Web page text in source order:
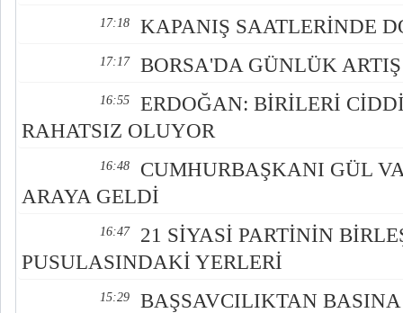
17:18 KAPANIŞ SAATLERİNDE
17:17 BORSA'DA GÜNLÜK
16:55
ERDOĞAN: BİRİLERİ
RAHATSIZ OLUYOR
16:48
CUMHURBAŞKANI GÜL
ARAYA GELDİ
16:47
21 SİYASİ PARTİNİN
PUSULASINDAKİ YERLERİ
15:29 BAŞSAVCILIKTAN